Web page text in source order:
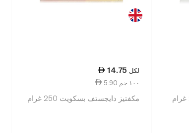
14.75 لكل
5.90 ١٠٠ جم
مكفتيز دايجستف بسكويت 250 غرام